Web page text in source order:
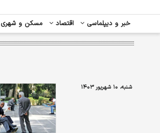
خبر و دیپلماسی اقتصاد مسکن و شهری
شنبه، ۱۰ شهریور ۱۴۰۳